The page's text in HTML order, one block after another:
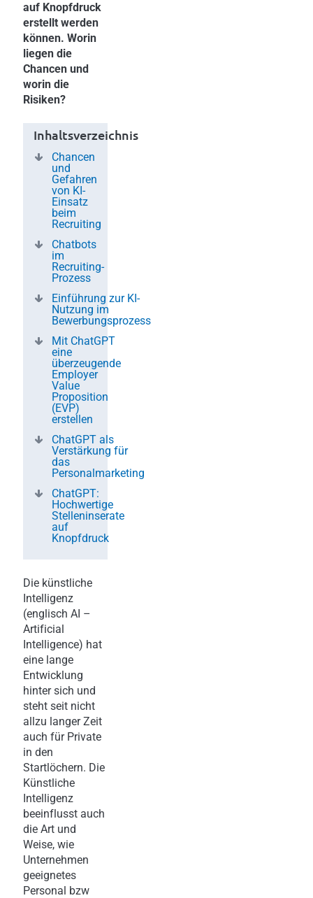
auf Knopfdruck
erstellt werden
können. Worin
liegen die
Chancen und
worin die
Risiken?
Inhaltsverzeichnis
Chancen
und
Gefahren
von KI-
Einsatz
beim
Recruiting
Chatbots
im
Recruiting-
Prozess
Einführung zur KI-
Nutzung im
Bewerbungsprozess
Mit ChatGPT
eine
überzeugende
Employer
Value
Proposition
(EVP)
erstellen
ChatGPT als
Verstärkung für
das
Personalmarketing
ChatGPT:
Hochwertige
Stelleninserate
auf
Knopfdruck
Die künstliche
Intelligenz
(englisch AI –
Artificial
Intelligence) hat
eine lange
Entwicklung
hinter sich und
steht seit nicht
allzu langer Zeit
auch für Private
in den
Startlöchern. Die
Künstliche
Intelligenz
beeinflusst auch
die Art und
Weise, wie
Unternehmen
geeignetes
Personal bzw